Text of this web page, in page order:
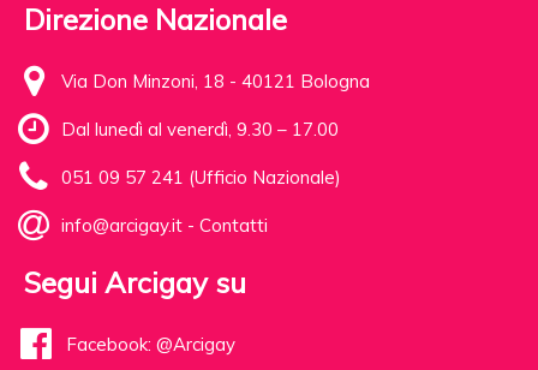
Direzione Nazionale
Via Don Minzoni, 18 - 40121 Bologna
Dal lunedì al venerdì, 9.30 – 17.00
051 09 57 241 (Ufficio Nazionale)
info@arcigay.it - Contatti
Segui Arcigay su
Facebook: @Arcigay